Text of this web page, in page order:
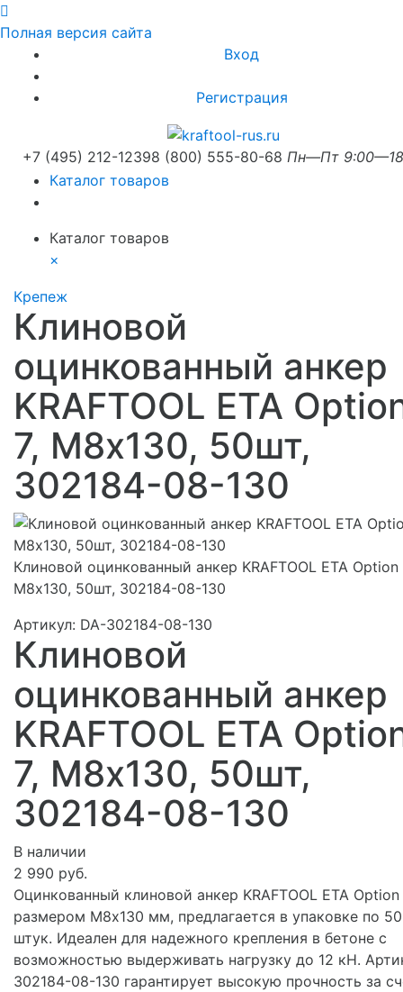
Полная версия сайта
Вход
Регистрация
+7 (495) 212-12398 (800) 555-80-68 Пн—Пт
Каталог товаров
Каталог товаров
×
Крепеж
Клиновой
оцинкованный анкер
KRAFTOOL ETA
7, М8x130, 50шт,
302184-08-130
Клиновой оцинкованный анкер KRAFTOOL ETA Option
М8x130, 50шт, 302184-08-130
Артикул: DA-302184-08-130
Клиновой
оцинкованный анкер
KRAFTOOL ETA
7, М8x130, 50шт,
302184-08-130
В наличии
2 990 руб.
Оцинкованный клиновой анкер KRAFTOOL ETA Option
размером М8x130 мм, предлагается в упаковке по 50
штук. Идеален для надежного крепления в бетоне с
возможностью выдерживать нагрузку до 12 кН.
302184-08-130 гарантирует высокую прочность за